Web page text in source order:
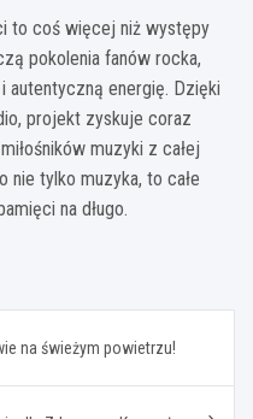
to coś więcej niż występy
pokolenia fanów rocka,
energię. Dzięki
projekt zyskuje coraz
muzyki z całej
nie tylko muzyka, to całe
na długo.
na świeżym powietrzu!